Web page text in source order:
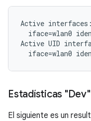
Active interfaces:
iface=wlan0
Active UID
Estadísticas
El siguiente es un